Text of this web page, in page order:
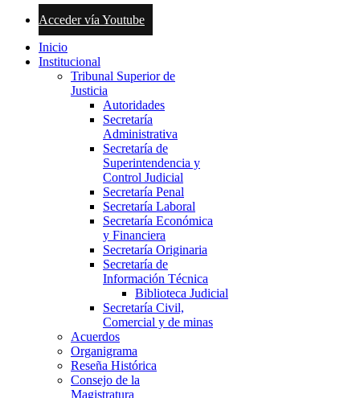
Acceder vía Youtube
Inicio
Institucional
Tribunal Superior de
Justicia
Autoridades
Secretaría
Administrativa
Secretaría de
Superintendencia y
Control Judicial
Secretaría Penal
Secretaría Laboral
Secretaría Económica
y Financiera
Secretaría Originaria
Secretaría de
Información Técnica
Biblioteca Judicial
Secretaría Civil,
Comercial y de minas
Acuerdos
Organigrama
Reseña Histórica
Consejo de la
Magistratura